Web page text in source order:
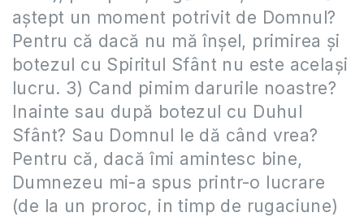
aștept un moment potrivit de Domnul?
Pentru că dacă nu mă înșel, primirea și
botezul cu Spiritul Sfânt nu este același
lucru. 3) Cand pimim darurile noastre?
Inainte sau după botezul cu Duhul
Sfânt? Sau Domnul le dă când vrea?
Pentru că, dacă îmi amintesc bine,
Dumnezeu mi-a spus printr-o lucrare
(de la un proroc, in timp de rugaciune)